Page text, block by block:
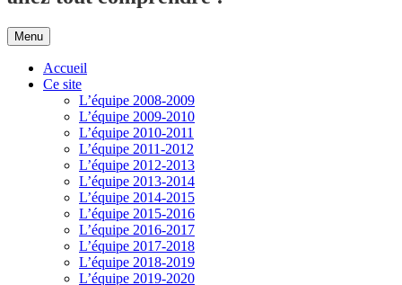
Menu
Accueil
Ce site
L’équipe 2008-2009
L’équipe 2009-2010
L’équipe 2010-2011
L’équipe 2011-2012
L’équipe 2012-2013
L’équipe 2013-2014
L’équipe 2014-2015
L’équipe 2015-2016
L’équipe 2016-2017
L’équipe 2017-2018
L’équipe 2018-2019
L’équipe 2019-2020